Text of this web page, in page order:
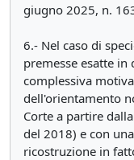
giugno 2025, n.
6.- Nel caso di
premesse esatte
complessiva
dell'orientamento
Corte a partire
del 2018) e con
ricostruzione in